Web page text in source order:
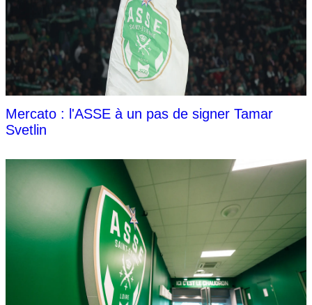
Mercato : l'ASSE à un pas de signer Tamar
Svetlin